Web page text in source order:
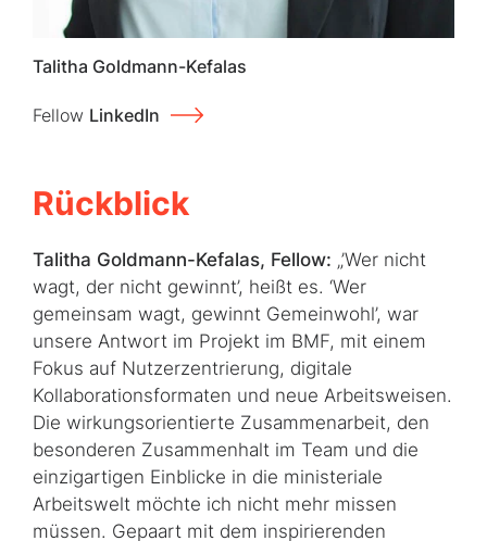
Talitha Goldmann-Kefalas
Fellow LinkedIn
Rückblick
Talitha Goldmann-Kefalas, Fellow: „’Wer nicht
wagt, der nicht gewinnt’, heißt es. ‘Wer
gemeinsam wagt, gewinnt Gemeinwohl’, war
unsere Antwort im Projekt im BMF, mit einem
Fokus auf Nutzerzentrierung, digitale
Kollaborationsformaten und neue Arbeitsweisen.
Die wirkungsorientierte Zusammenarbeit, den
besonderen Zusammenhalt im Team und die
einzigartigen Einblicke in die ministeriale
Arbeitswelt möchte ich nicht mehr missen
müssen. Gepaart mit dem inspirierenden